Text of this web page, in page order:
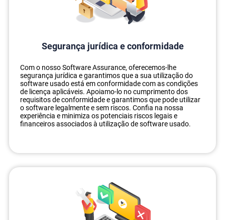
Segurança jurídica e conformidade
Com o nosso Software Assurance, oferecemos-lhe
segurança jurídica e garantimos que a sua utilização do
software usado está em conformidade com as condições
de licença aplicáveis. Apoiamo-lo no cumprimento dos
requisitos de conformidade e garantimos que pode utilizar
o software legalmente e sem riscos. Confia na nossa
experiência e minimiza os potenciais riscos legais e
financeiros associados à utilização de software usado.